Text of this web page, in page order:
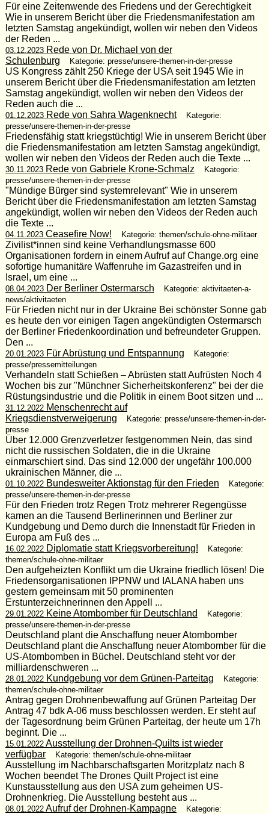
Für eine Zeitenwende des Friedens und der Gerechtigkeit
Wie in unserem Bericht über die Friedensmanifestation am
letzten Samstag angekündigt, wollen wir neben den Videos
der Reden ...
03.12.2023Rede von Dr. Michael von der
Schulenburg
Kategorie: presse/unsere-themen-in-der-presse
US Kongress zählt 250 Kriege der USA seit 1945 Wie in
unserem Bericht über die Friedensmanifestation am letzten
Samstag angekündigt, wollen wir neben den Videos der
Reden auch die ...
01.12.2023Rede von Sahra Wagenknecht
Kategorie:
presse/unsere-themen-in-der-presse
Friedensfähig statt kriegstüchtig! Wie in unserem Bericht über
die Friedensmanifestation am letzten Samstag angekündigt,
wollen wir neben den Videos der Reden auch die Texte ...
30.11.2023Rede von Gabriele Krone-Schmalz
Kategorie:
presse/unsere-themen-in-der-presse
"Mündige Bürger sind systemrelevant" Wie in unserem
Bericht über die Friedensmanifestation am letzten Samstag
angekündigt, wollen wir neben den Videos der Reden auch
die Texte ...
04.11.2023Ceasefire Now! Kategorie: themen/schule-ohne-militaer
Zivilist*innen sind keine Verhandlungsmasse 600
Organisationen fordern in einem Aufruf auf Change.org eine
sofortige humanitäre Waffenruhe im Gazastreifen und in
Israel, um eine ...
08.04.2023Der Berliner Ostermarsch
Kategorie: aktivitaeten-a-
news/aktivitaeten
Für Frieden nicht nur in der Ukraine Bei schönster Sonne gab
es heute den vor einigen Tagen angekündigten Ostermarsch
der Berliner Friedenkoordination und befreundeter Gruppen.
Den ...
20.01.2023Für Abrüstung und Entspannung
Kategorie:
presse/pressemitteilungen
Verhandeln statt Schießen – Abrüsten statt Aufrüsten Noch 4
Wochen bis zur "Münchner Sicherheitskonferenz" bei der die
Rüstungsindustrie und die Politik in einem Boot sitzen und ...
31.12.2022Menschenrecht auf
Kriegsdienstverweigerung
Kategorie: presse/unsere-themen-in-der-
presse
Über 12.000 Grenzverletzer festgenommen Nein, das sind
nicht die russischen Soldaten, die in die Ukraine
einmarschiert sind. Das sind 12.000 der ungefähr 100.000
ukrainischen Männer, die ...
01.10.2022Bundesweiter Aktionstag für den Frieden
Kategorie:
presse/unsere-themen-in-der-presse
Für den Frieden trotz Regen Trotz mehrerer Regengüsse
kamen an die Tausend Berlinerinnen und Berliner zur
Kundgebung und Demo durch die Innenstadt für Frieden in
Europa am Fuß des ...
16.02.2022Diplomatie statt Kriegsvorbereitung!
Kategorie:
themen/schule-ohne-militaer
Den aufgeheizten Konflikt um die Ukraine friedlich lösen! Die
Friedensorganisationen IPPNW und IALANA haben uns
gestern gemeinsam mit 50 prominenten
Erstunterzeichnerinnen den Appell ...
29.01.2022Keine Atombomber für Deutschland
Kategorie:
presse/unsere-themen-in-der-presse
Deutschland plant die Anschaffung neuer Atombomber
Deutschland plant die Anschaffung neuer Atombomber für die
US-Atombomben in Büchel. Deutschland steht vor der
milliardenschweren ...
28.01.2022Kundgebung vor dem Grünen-Parteitag
Kategorie:
themen/schule-ohne-militaer
Antrag gegen Drohnenbewaffung auf Grünen Parteitag Der
Antrag 47 bdk A-06 muss beschlossen werden. Er steht auf
der Tagesordnung beim Grünen Parteitag, der heute um 17h
beginnt. Die ...
15.01.2022Ausstellung der Drohnen-Quilts ist wieder
verfügbar
Kategorie: themen/schule-ohne-militaer
Ausstellung im Nachbarschaftsgarten Moritzplatz nach 8
Wochen beendet The Drones Quilt Project ist eine
Kunstausstellung aus den USA zum geheimen US-
Drohnenkrieg. Die Ausstellung besteht aus ...
08.01.2022Aufruf der Drohnen-Kampagne
Kategorie: